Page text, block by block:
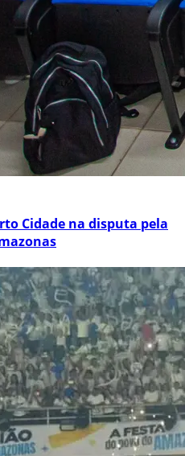
Cidade na disputa pela